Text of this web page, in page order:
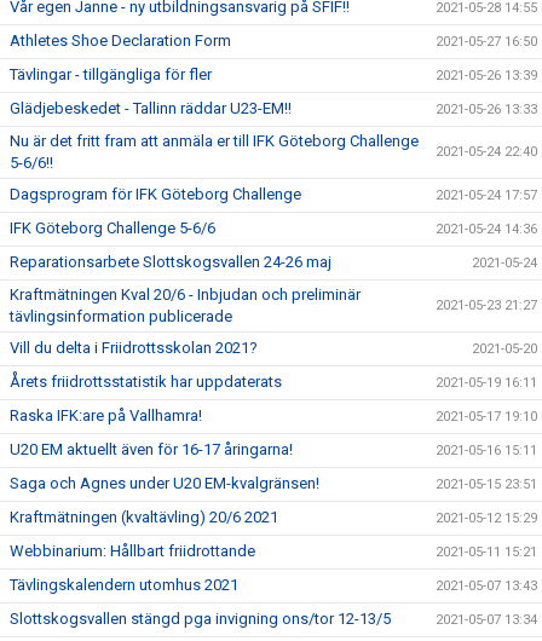
Vår egen Janne - ny utbildningsansvarig på SFIF!! 2021-05-28 14:55
Athletes Shoe Declaration Form 2021-05-27 16:50
Tävlingar - tillgängliga för fler 2021-05-26 13:39
Glädjebeskedet - Tallinn räddar U23-EM!! 2021-05-26 13:33
Nu är det fritt fram att anmäla er till IFK Göteborg Challenge
5-6/6!!
2021-05-24 22:40
Dagsprogram för IFK Göteborg Challenge 2021-05-24 17:57
IFK Göteborg Challenge 5-6/6 2021-05-24 14:36
Reparationsarbete Slottskogsvallen 24-26 maj 2021-05-24
Kraftmätningen Kval 20/6 - Inbjudan och preliminär
tävlingsinformation publicerade
2021-05-23 21:27
Vill du delta i Friidrottsskolan 2021? 2021-05-20
Årets friidrottsstatistik har uppdaterats 2021-05-19 16:11
Raska IFK:are på Vallhamra! 2021-05-17 19:10
U20 EM aktuellt även för 16-17 åringarna! 2021-05-16 15:11
Saga och Agnes under U20 EM-kvalgränsen! 2021-05-15 23:51
Kraftmätningen (kvaltävling) 20/6 2021 2021-05-12 15:29
Webbinarium: Hållbart friidrottande 2021-05-11 15:21
Tävlingskalendern utomhus 2021 2021-05-07 13:43
Slottskogsvallen stängd pga invigning ons/tor 12-13/5 2021-05-07 13:34